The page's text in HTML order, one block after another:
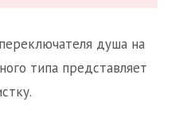
душа на
типа представляет